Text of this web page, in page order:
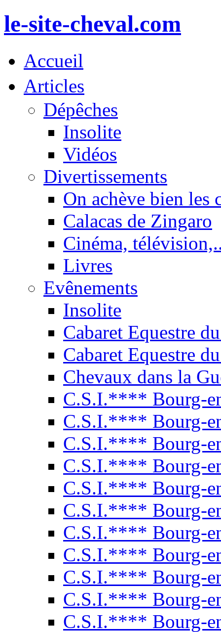
le-site-cheval.com
Accueil
Articles
Dépêches
Insolite
Vidéos
Divertissements
On achève bien les
Calacas de Zingaro
Cinéma,
Livres
Evênements
Insolite
Cabaret Equestre
Cabaret Equestre
Chevaux dans la
C.S.I.**** Bourg-
C.S.I.**** Bourg-
C.S.I.**** Bourg-
C.S.I.**** Bourg-
C.S.I.**** Bourg-
C.S.I.**** Bourg-
C.S.I.**** Bourg-
C.S.I.**** Bourg-
C.S.I.**** Bourg-
C.S.I.**** Bourg-
C.S.I.**** Bourg-